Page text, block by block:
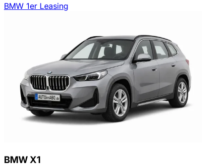
BMW 1er Leasing
BMW X1